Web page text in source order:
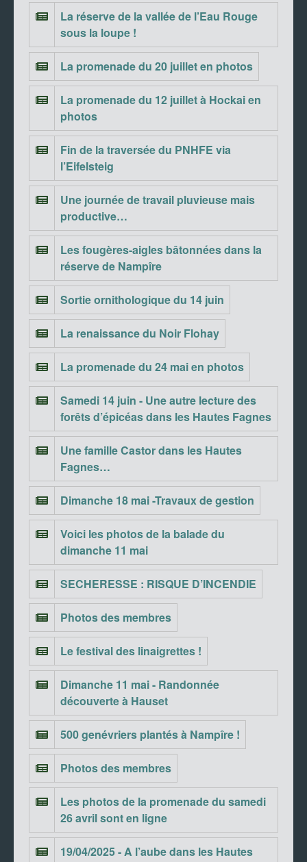
La réserve de la vallée de l’Eau Rouge
sous la loupe !
La promenade du 20 juillet en photos
La promenade du 12 juillet à Hockai en
photos
Fin de la traversée du PNHFE via
l’Eifelsteig
Une journée de travail pluvieuse mais
productive…
Les fougères-aigles bâtonnées dans la
réserve de Nampîre
Sortie ornithologique du 14 juin
La renaissance du Noir Flohay
La promenade du 24 mai en photos
Samedi 14 juin - Une autre lecture des
forêts d’épicéas dans les Hautes Fagnes
Une famille Castor dans les Hautes
Fagnes…
Dimanche 18 mai -Travaux de gestion
Voici les photos de la balade du
dimanche 11 mai
SECHERESSE : RISQUE D’INCENDIE
Photos des membres
Le festival des linaigrettes !
Dimanche 11 mai - Randonnée
découverte à Hauset
500 genévriers plantés à Nampîre !
Photos des membres
Les photos de la promenade du samedi
26 avril sont en ligne
19/04/2025 - A l’aube dans les Hautes